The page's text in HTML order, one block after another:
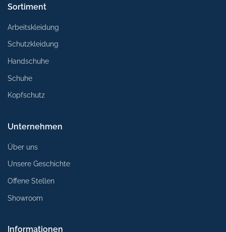
Sortiment
Arbeitskleidung
Schutzkleidung
Handschuhe
Schuhe
Kopfschutz
Unternehmen
Über uns
Unsere Geschichte
Offene Stellen
Showroom
Informationen